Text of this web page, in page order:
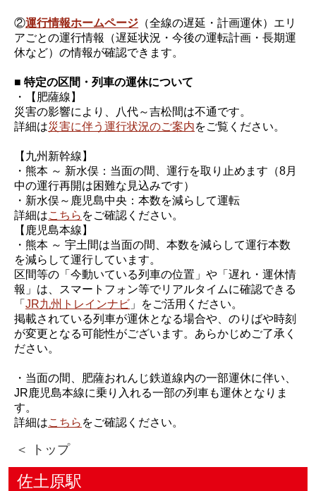
②運行情報ホームページ （全線の遅延・計画運休）エリ
アごとの運行情報（遅延状況・今後の運転計画・長期運
休など）の情報が確認できます。
■ 特定の区間・列車の運休について
・【肥薩線】
災害の影響により、八代～吉松間は不通です。
詳細は災害に伴う運行状況のご案内をご覧ください。
【九州新幹線】
・熊本 ～ 新水俣：当面の間、運行を取り止めます（8月
中の運行再開は困難な見込みです）
・新水俣～鹿児島中央：本数を減らして運転
詳細はこちら をご確認ください。
【鹿児島本線】
・熊本 ～ 宇土間は当面の間、本数を減らして運行本数
を減らして運行しています。
区間等の「今動いている列車の位置」や「遅れ・運休情
報」は、スマートフォン等でリアルタイムに確認できる
「JR九州トレインナビ 」をご活用ください。
掲載されている列車が運休となる場合や、のりばや時刻
が変更となる可能性がございます。あらかじめご了承く
ださい。
・当面の間、肥薩おれんじ鉄道線内の一部運休に伴い、
JR鹿児島本線に乗り入れる一部の列車も運休となりま
す。
詳細はこちら をご確認ください。
＜ トップ
佐土原駅